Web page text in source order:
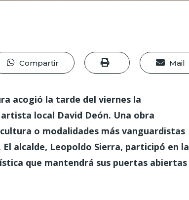
Compartir Mail
acogió la tarde del viernes la
artista local David Deón. Una obra
o modalidades más vanguardistas
alcalde, Leopoldo Sierra, participó en la
que mantendrá sus puertas abiertas